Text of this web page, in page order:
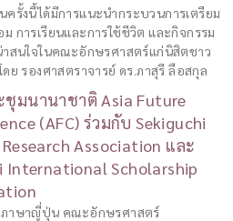
ครั้งนี้ได้มีการแนะนำกระบวนการเตรียม
การเรียนและการใช้ชีวิต และกิจกรรม
าสนใจในคณะอักษรศาสตร์แก่นิสิตชาว
ดย รองศาสตราจารย์ ดร.ภาสุรี ลือสกุล
ชุมนานาชาติ Asia Future
(AFC) ร่วมกับ Sekiguchi
Association และ
International Scholarship
ภาษาญี่ปุ่น คณะอักษรศาสตร์